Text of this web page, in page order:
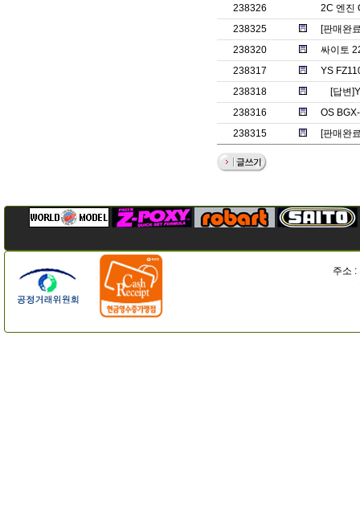
238326
2C 엔진
238325
[판매완
238320
싸이토
238317
YS
238318
[답변
238316
OS
238315
[판매완
주소